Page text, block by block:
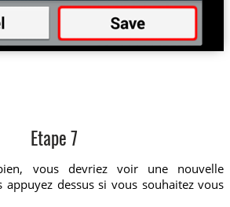
Etape 7
vous devriez voir une nouvelle
appuyez dessus si vous souhaitez vous